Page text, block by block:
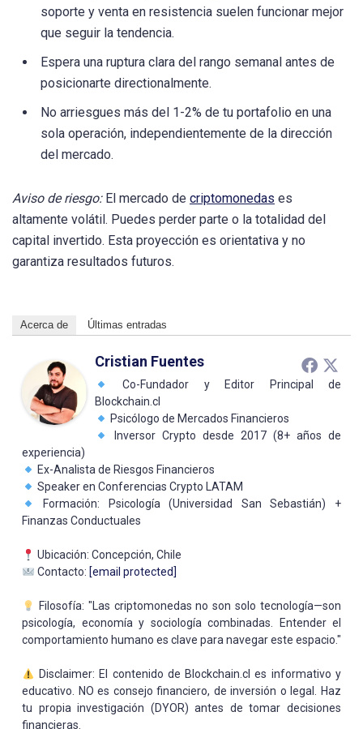
soporte y venta en resistencia suelen funcionar mejor
que seguir la tendencia.
Espera una ruptura clara del rango semanal antes de
posicionarte directionalmente.
No arriesgues más del 1-2% de tu portafolio en una
sola operación, independientemente de la dirección
del mercado.
Aviso de riesgo:El mercado de criptomonedas es
altamente volátil. Puedes perder parte o la totalidad del
capital invertido. Esta proyección es orientativa y no
garantiza resultados futuros.
Acerca de Últimas entradas
Cristian Fuentes
Co-Fundador y Editor Principal de
Blockchain.cl
Psicólogo de Mercados Financieros
Inversor Crypto desde 2017 (8+ años de
experiencia)
Ex-Analista de Riesgos Financieros
Speaker en Conferencias Crypto LATAM
Formación: Psicología (Universidad San Sebastián) +
Finanzas Conductuales
Ubicación: Concepción, Chile
Contacto: [email protected]
Filosofía: "Las criptomonedas no son solo tecnología—son
psicología, economía y sociología combinadas. Entender el
comportamiento humano es clave para navegar este espacio."
Disclaimer: El contenido de Blockchain.cl es informativo y
educativo. NO es consejo financiero, de inversión o legal. Haz
tu propia investigación (DYOR) antes de tomar decisiones
financieras.